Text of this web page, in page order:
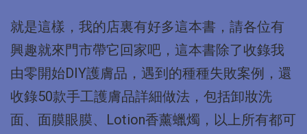
就是這樣，我的店裏有好多這本書，請各位有
興趣就來門市帶它回家吧，這本書除了收錄我
由零開始DIY護膚品，遇到的種種失敗案例，還
收錄50款手工護膚品詳細做法，包括卸妝洗
面、面膜眼膜、Lotion香薰蠟燭，以上所有都可